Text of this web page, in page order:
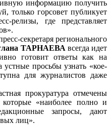
информацию получить
только горсовет публикует
релизы, где представляет
секретаря регионального
ТАРНАЕВА всегда идет
готовит ответы как на
просьбы узнать «кое-
для журналистов даже
прокуратура отмечены
«наиболее полно и
запросы, дают
лиц».